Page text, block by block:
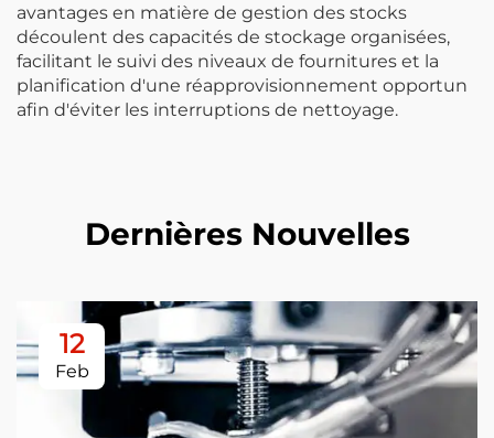
avantages en matière de gestion des stocks
découlent des capacités de stockage organisées,
facilitant le suivi des niveaux de fournitures et la
planification d'une réapprovisionnement opportun
afin d'éviter les interruptions de nettoyage.
Dernières Nouvelles
12
Feb